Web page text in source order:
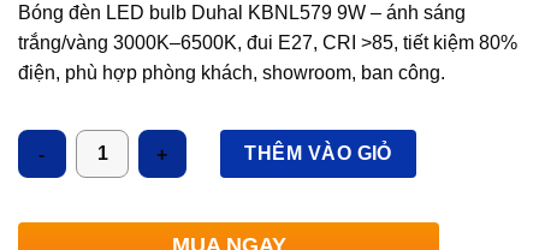
là:
46.000₫.
tại
là:
37.000₫.
Bóng đèn LED bulb Duhal KBNL579 9W – ánh sáng
trắng/vàng 3000K–6500K, đui E27, CRI >85, tiết kiệm 80%
điện, phù hợp phòng khách, showroom, ban công.
Số lượng
THÊM VÀO GIỎ
MUA NGAY